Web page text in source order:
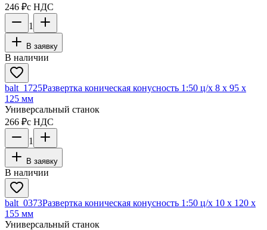
246 ₽с НДС
1
В заявку
В наличии
balt_1725Развертка коническая конусность 1:50 ц/х 8 х 95 х
125 мм
Универсальный станок
266 ₽с НДС
1
В заявку
В наличии
balt_0373Развертка коническая конусность 1:50 ц/х 10 х 120 х
155 мм
Универсальный станок